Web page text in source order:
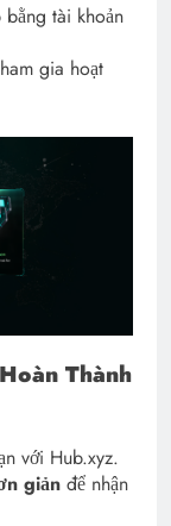
tài khoản
gia hoạt
Thành
với Hub.xyz.
giản để nhận